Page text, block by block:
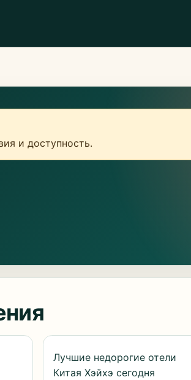
и доступность.
Лучшие недорогие отели
Китая Хэйхэ сегодня